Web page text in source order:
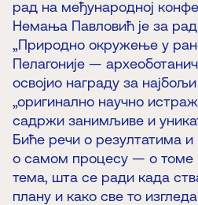
рад на међународној
Немања Павловић је за
„Природно окружење у
Пелагоније —
освојио награду за
„оригинално научно
садржи занимљиве и
Биће речи о резултатима
о самом процесу — о томе
тема, шта се ради када
плану и како све то